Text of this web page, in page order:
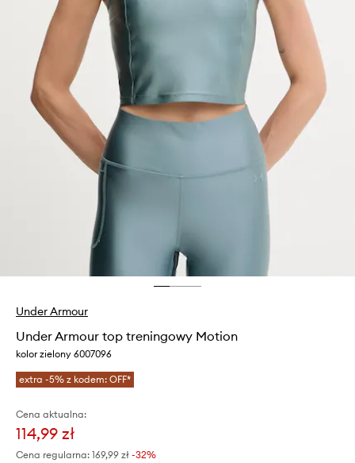
Under Armour
Under Armour top treningowy Motion
kolor zielony 6007096
extra -5% z kodem: OFF*
Cena aktualna:
114,99 zł
Cena regularna: 169,99 zł -32%